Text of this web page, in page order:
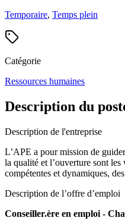
Temporaire, Temps plein
Catégorie
Ressources humaines
Description du
Description de l'entreprise
L’APE a pour mission de
la qualité et l’ouverture sont
compétentes et dynamiques,
Description de l’offre d’emploi
Conseiller.ère en emploi -